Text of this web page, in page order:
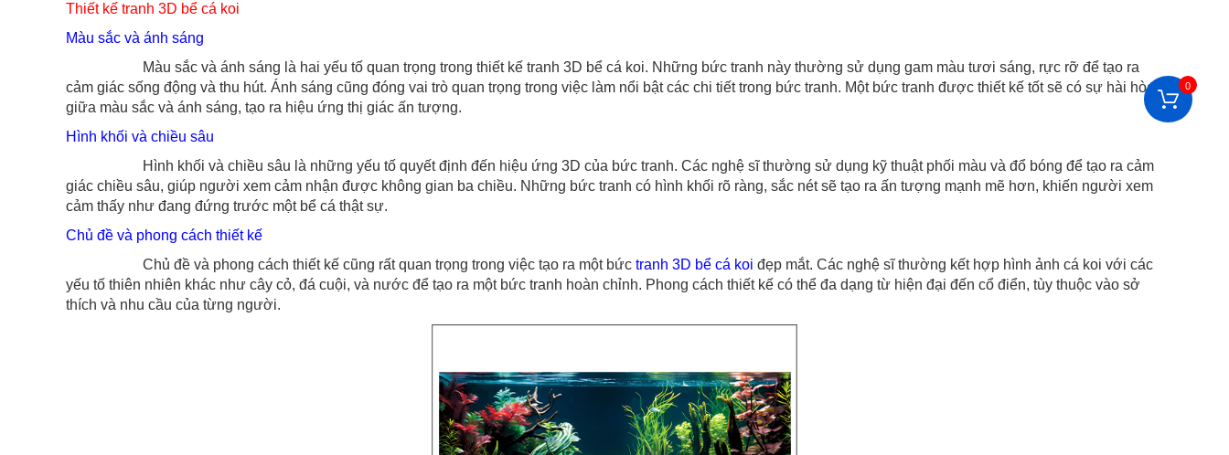
Thiết kế tranh 3D bể cá koi
Màu sắc và ánh sáng
Màu sắc và ánh sáng là hai yếu tố quan trọng trong thiết kế tranh 3D bể cá koi. Những bức tranh này thường sử dụng gam màu tươi sáng, rực rỡ để tạo ra
cảm giác sống động và thu hút. Ánh sáng cũng đóng vai trò quan trọng trong việc làm nổi bật các chi tiết trong bức tranh. Một bức tranh được thiết kế tốt sẽ có sự hài hòa
giữa màu sắc và ánh sáng, tạo ra hiệu ứng thị giác ấn tượng.
Hình khối và chiều sâu
Hình khối và chiều sâu là những yếu tố quyết định đến hiệu ứng 3D của bức tranh. Các nghệ sĩ thường sử dụng kỹ thuật phối màu và đổ bóng để tạo ra cảm
giác chiều sâu, giúp người xem cảm nhận được không gian ba chiều. Những bức tranh có hình khối rõ ràng, sắc nét sẽ tạo ra ấn tượng mạnh mẽ hơn, khiến người xem
cảm thấy như đang đứng trước một bể cá thật sự.
Chủ đề và phong cách thiết kế
Chủ đề và phong cách thiết kế cũng rất quan trọng trong việc tạo ra một bức tranh 3D bể cá koi đẹp mắt. Các nghệ sĩ thường kết hợp hình ảnh cá koi với các
yếu tố thiên nhiên khác như cây cỏ, đá cuội, và nước để tạo ra một bức tranh hoàn chỉnh. Phong cách thiết kế có thể đa dạng từ hiện đại đến cổ điển, tùy thuộc vào sở
thích và nhu cầu của từng người.
0